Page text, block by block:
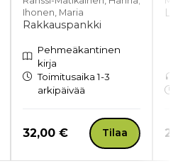
Ihonen, Maria
Rakkauspankki
Pehmeäkantinen
kirja
Toimitusaika 1-3
arkipäivää
Hinta nyt
32,00 € Tilaa